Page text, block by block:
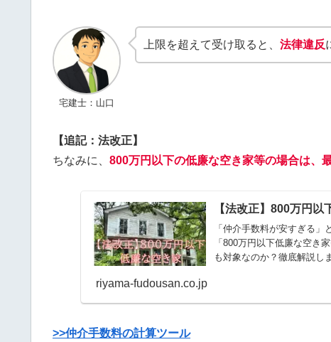
宅建士：山口
上限を超えて受け取ると、 法律違反
【追記：法改正】
ちなみに、 800万円以下の低廉な空き家等の場合は、
【法改正】800万円
「仲介手数料が安すぎる
「800万円以下低廉な空き
も対象なのか？徹底解説し
riyama-fudousan.co.jp
>>仲介手数料の計算ツール